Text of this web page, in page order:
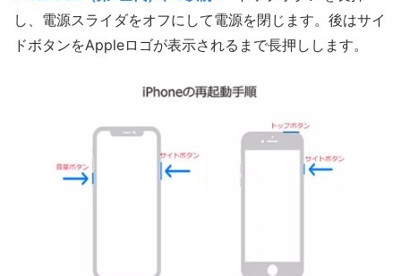
し、電源スライダをオフにして電源を閉じます。後はサイ
ドボタンをAppleロゴが表示されるまで長押しします。